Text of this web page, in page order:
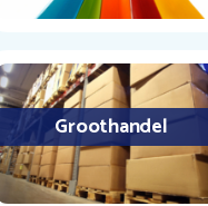
Groothandel